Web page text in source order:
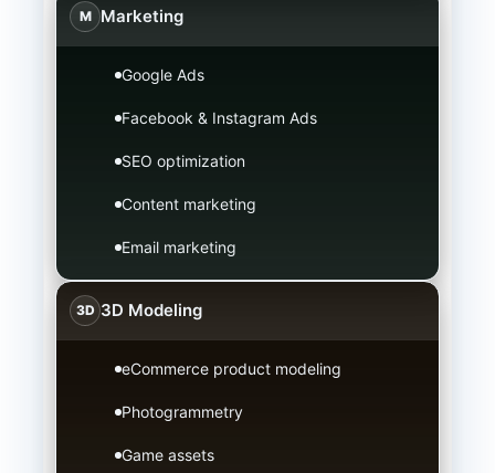
M Marketing
Google Ads
Facebook & Instagram Ads
SEO optimization
Content marketing
Email marketing
3D 3D Modeling
eCommerce product modeling
Photogrammetry
Game assets